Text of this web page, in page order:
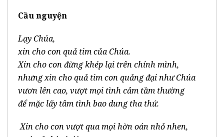
Cầu nguyện
Lạy Chúa,
xin cho con quả tim của Chúa.
Xin cho con đừng khép lại trên chính mình,
nhưng xin cho quả tim con quảng đại như Chúa
vươn lên cao, vượt mọi tình cảm tầm thường
để mặc lấy tâm tình bao dung tha thứ.
Xin cho con vượt qua mọi hờn oán nhỏ nhen,